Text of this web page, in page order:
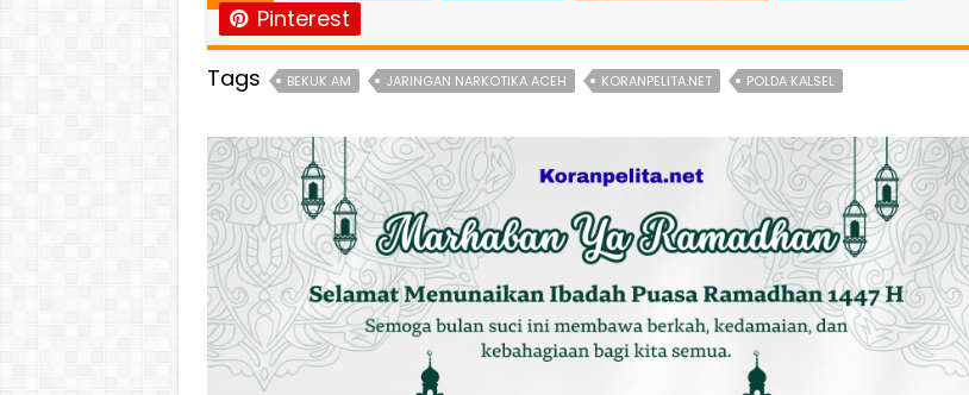
Pinterest
Tags
BEKUK AM JARINGAN NARKOTIKA ACEH KORANPELITA.NET POLDA KALSEL